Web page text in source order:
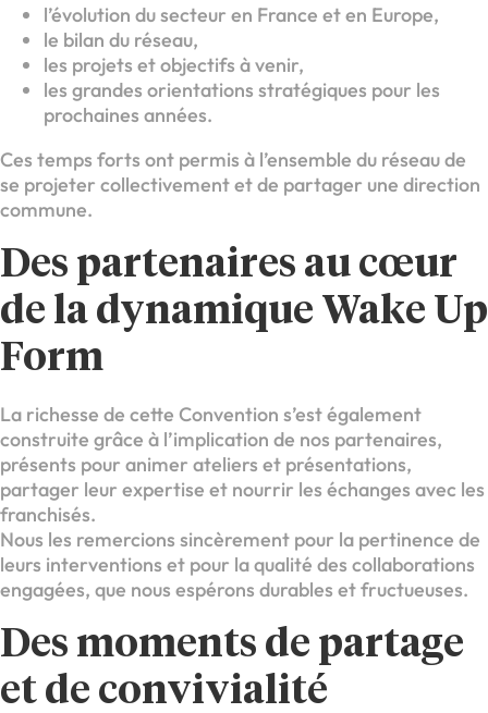
l’évolution du secteur en France et en Europe,
le bilan du réseau,
les projets et objectifs à venir,
les grandes orientations stratégiques pour les
prochaines années.
Ces temps forts ont permis à l’ensemble du réseau de
se projeter collectivement et de partager une direction
commune.
Des partenaires au cœur
de la dynamique Wake Up
Form
La richesse de cette Convention s’est également
construite grâce à l’implication de nos partenaires,
présents pour animer ateliers et présentations,
partager leur expertise et nourrir les échanges avec les
franchisés.
Nous les remercions sincèrement pour la pertinence de
leurs interventions et pour la qualité des collaborations
engagées, que nous espérons durables et fructueuses.
Des moments de partage
et de convivialité